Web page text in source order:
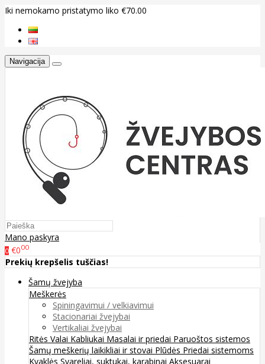
Iki nemokamo pristatymo liko €70.00
Navigacija
Mano paskyra
0 €000
Prekių krepšelis tuščias!
Šamų žvejyba
Meškerės
Spiningavimui / velkiavimui
Stacionariai žvejybai
Vertikaliai žvejybai
Ritės Valai Kabliukai Masalai ir priedai Paruoštos sistemos
Šamų meškerių laikikliai ir stovai Plūdės Priedai sistemoms
Kvaklės Svareliai, suktukai, karabinai Aksesuarai